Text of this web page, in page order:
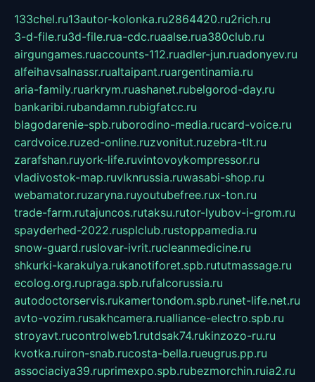
133chel.ru13autor-kolonka.ru2864420.ru2rich.ru
3-d-file.ru3d-file.rua-cdc.ruaalse.rua380club.ru
airgungames.ruaccounts-112.ruadler-jun.ruadonyev.ru
alfeihavsalnassr.rualtaipant.ruargentinamia.ru
aria-family.ruarkrym.ruashanet.rubelgorod-day.ru
bankaribi.rubandamn.rubigfatcc.ru
blagodarenie-spb.ruborodino-media.rucard-voice.ru
cardvoice.ruzed-online.ruzvonitut.ruzebra-tlt.ru
zarafshan.ruyork-life.ruvintovoykompressor.ru
vladivostok-map.ruvlknrussia.ruwasabi-shop.ru
webamator.ruzaryna.ruyoutubefree.rux-ton.ru
trade-farm.rutajuncos.rutaksu.rutor-lyubov-i-grom.ru
spayderhed-2022.rusplclub.rustoppamedia.ru
snow-guard.ruslovar-ivrit.rucleanmedicine.ru
shkurki-karakulya.rukanotiforet.spb.rututmassage.ru
ecolog.org.rupraga.spb.rufalcorussia.ru
autodoctorservis.rukamertondom.spb.runet-life.net.ru
avto-vozim.rusakhcamera.rualliance-electro.spb.ru
stroyavt.rucontrolweb1.rutdsak74.rukinzozo-ru.ru
kvotka.ruiron-snab.rucosta-bella.rueugrus.pp.ru
associaciya39.ruprimexpo.spb.rubezmorchin.ruia2.ru